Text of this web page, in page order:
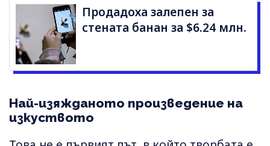
Продадоха залепен за
стената банан за $6.24 млн.
Най-изяжданото произведение на
изкуството